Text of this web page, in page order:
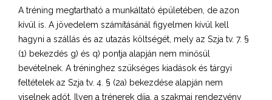
A tréning megtartható a munkáltató épületében, de azon
kívül is. A jövedelem számításánál figyelmen kívül kell
hagyni a szállás és az utazás költségét, mely az Szja tv. 7. §
(1) bekezdés g) és q) pontja alapján nem minősül
bevételnek. A tréninghez szükséges kiadások és tárgyi
feltételek az Szja tv. 4. § (2a) bekezdése alapján nem
viselnek adót. Ilyen a trénerek díja, a szakmai rendezvény